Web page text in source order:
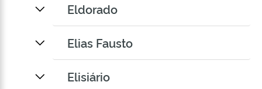
Eldorado
Elias Fausto
Elisiário